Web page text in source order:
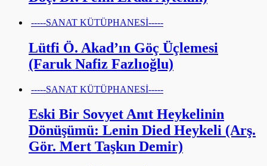
-----SANAT KÜTÜPHANESİ-----
Lütfi Ö. Akad’ın Göç Üçlemesi
(Faruk Nafiz Fazlıoğlu)
-----SANAT KÜTÜPHANESİ-----
Eski Bir Sovyet Anıt Heykelinin
Dönüşümü: Lenin Died Heykeli (Arş.
Gör. Mert Taşkın Demir)